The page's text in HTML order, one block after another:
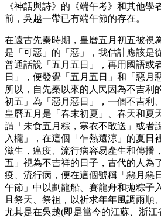
《神話與詩》的《端午考》和其他學
前，吳越一帶已有端午節的存在。
在遠古先秦時期，皇曆五月初五被視
是「可惡」的「惡」，我估計應該是
普通話說「五月五日」，再用國語或
日」，便發覺「五月五日」和「惡月
所以，自先秦以來的人民因為不吉利
初五」為「惡月惡日」，一個不吉利
皇曆五月是「春末初夏」、春天和夏
謂「未食五月粽，寒衣不敢送」或者
入櫳」，在這個「乍熱還涼」的夏日
滋生，瘟疫、流行病容易產生和傳播
五」視為不吉祥的日子，古代的人為
疫、流行病，便在這個號稱「惡月惡
午節」中以劃龍船、賽龍舟和拋粽子
且祭天、祭祖，以祈求年年風調雨順
尤其是在吳越(即是當今的江蘇、浙